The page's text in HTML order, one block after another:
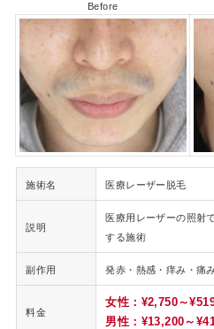
Before
施術名 医療レーザー脱毛
説明
医療用レーザーの照射
する施術
副作用 発赤・熱感・痒み・痛
料金
女性：¥2,750～
男性：¥13,200～